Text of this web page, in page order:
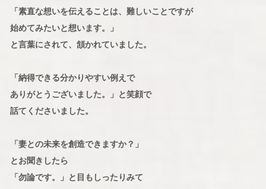
「素直な想いを伝えることは、難しいことですが
始めてみたいと想います。」
と言葉にされて、頷かれていました。
「納得できる分かりやすい例えで
ありがとうございました。」と笑顔で
話てくださいました。
「妻との未来を創造できますか？」
とお聞きしたら
「勿論です。」と目もしったりみて